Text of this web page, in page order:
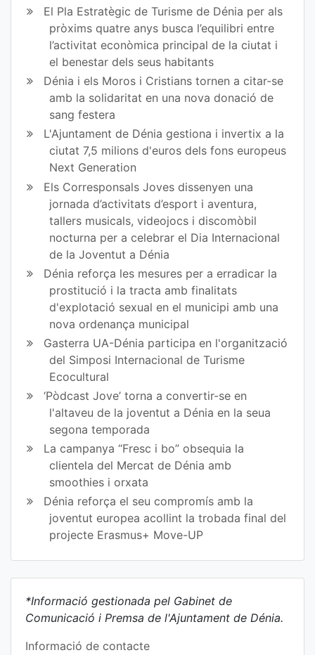
El Pla Estratègic de Turisme de Dénia per als
pròxims quatre anys busca l’equilibri entre
l’activitat econòmica principal de la ciutat i
el benestar dels seus habitants
Dénia i els Moros i Cristians tornen a citar-se
amb la solidaritat en una nova donació de
sang festera
L'Ajuntament de Dénia gestiona i invertix a la
ciutat 7,5 milions d'euros dels fons europeus
Next Generation
Els Corresponsals Joves dissenyen una
jornada d’activitats d’esport i aventura,
tallers musicals, videojocs i discomòbil
nocturna per a celebrar el Dia Internacional
de la Joventut a Dénia
Dénia reforça les mesures per a erradicar la
prostitució i la tracta amb finalitats
d'explotació sexual en el municipi amb una
nova ordenança municipal
Gasterra UA-Dénia participa en l'organització
del Simposi Internacional de Turisme
Ecocultural
‘Pòdcast Jove’ torna a convertir-se en
l'altaveu de la joventut a Dénia en la seua
segona temporada
La campanya “Fresc i bo” obsequia la
clientela del Mercat de Dénia amb
smoothies i orxata
Dénia reforça el seu compromís amb la
joventut europea acollint la trobada final del
projecte Erasmus+ Move-UP
*Informació gestionada pel Gabinet de
Comunicació i Premsa de l'Ajuntament de Dénia.
Informació de contacte